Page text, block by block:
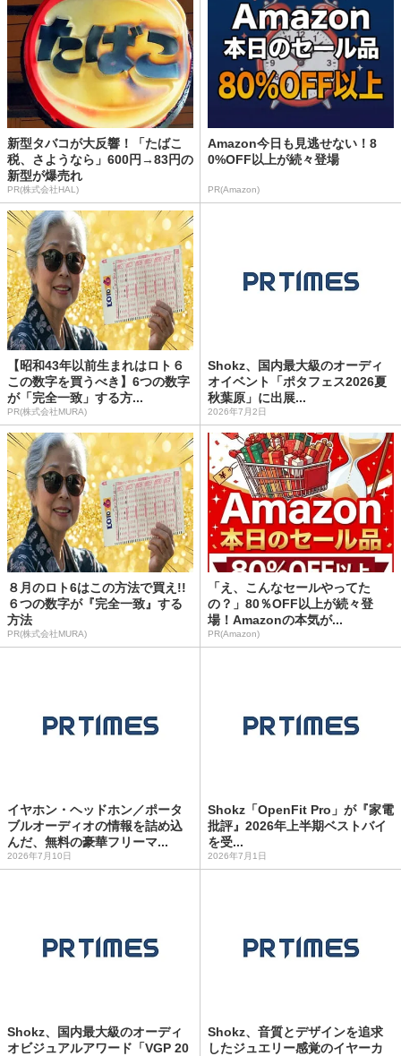
新型タバコが大反響！「たばこ
税、さようなら」600円→83円の
新型が爆売れ
PR(株式会社HAL)
Amazon今日も見逃せない！8
0%OFF以上が続々登場
PR(Amazon)
【昭和43年以前生まれはロト６
この数字を買うべき】6つの数字
が「完全一致」する方...
PR(株式会社MURA)
Shokz、国内最大級のオーディ
オイベント「ポタフェス2026夏
秋葉原」に出展...
2026年7月2日
８月のロト6はこの方法で買え!!
６つの数字が『完全一致』する
方法
PR(株式会社MURA)
「え、こんなセールやってた
の？」80％OFF以上が続々登
場！Amazonの本気が...
PR(Amazon)
イヤホン・ヘッドホン／ポータ
ブルオーディオの情報を詰め込
んだ、無料の豪華フリーマ...
2026年7月10日
Shokz「OpenFit Pro」が『家電
批評』2026年上半期ベストバイ
を受...
2026年7月1日
Shokz、国内最大級のオーディ
オビジュアルアワード「VGP 20
Shokz、音質とデザインを追求
したジュエリー感覚のイヤーカ